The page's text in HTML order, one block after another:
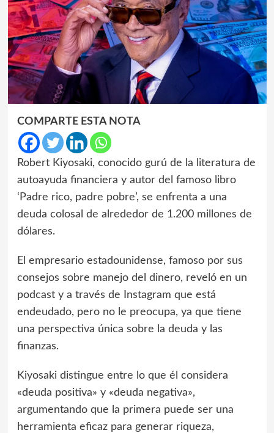
COMPARTE ESTA NOTA
Robert Kiyosaki, conocido gurú de la literatura de
autoayuda financiera y autor del famoso libro
‘Padre rico, padre pobre’, se enfrenta a una
deuda colosal de alrededor de 1.200 millones de
dólares.
El empresario estadounidense, famoso por sus
consejos sobre manejo del dinero, reveló en un
podcast y a través de Instagram que está
endeudado, pero no le preocupa, ya que tiene
una perspectiva única sobre la deuda y las
finanzas.
Kiyosaki distingue entre lo que él considera
«deuda positiva» y «deuda negativa»,
argumentando que la primera puede ser una
herramienta eficaz para generar riqueza,